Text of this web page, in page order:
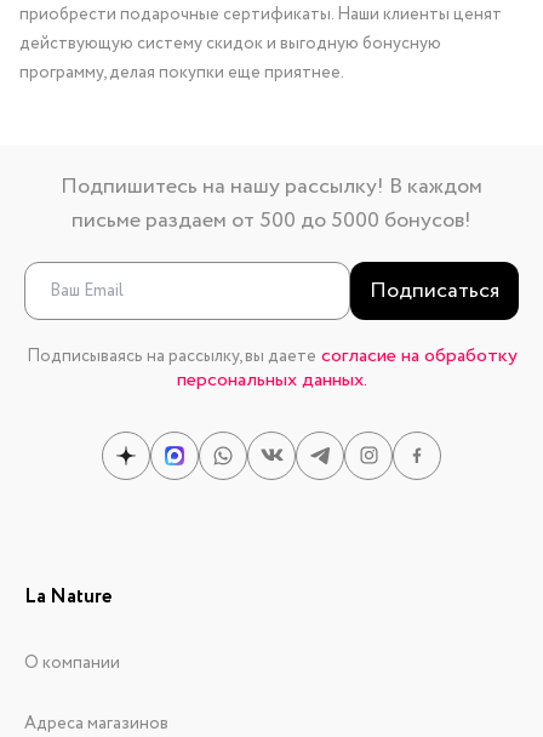
приобрести подарочные сертификаты. Наши клиенты ценят
действующую систему скидок и выгодную бонусную
программу, делая покупки еще приятнее.
Подпишитесь на нашу рассылку! В каждом
письме раздаем от 500 до 5000 бонусов!
Подписаться
Подписываясь на рассылку, вы даете согласие на обработку
персональных данных.
La Nature
О компании
Адреса магазинов